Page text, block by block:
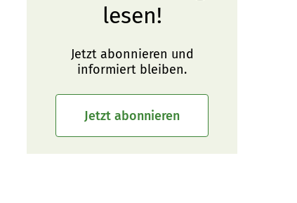
lesen!
Jetzt abonnieren und
informiert bleiben.
Jetzt abonnieren